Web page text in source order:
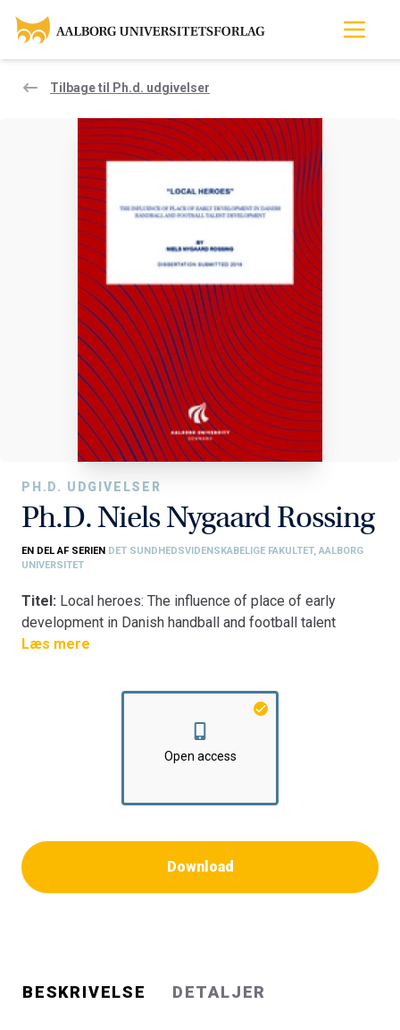
Tilbage til Ph.d. udgivelser
PH.D. UDGIVELSER
Ph.D. Niels Nygaard Rossing
EN DEL AF SERIEN DET SUNDHEDSVIDENSKABELIGE FAKULTET, AALBORG
UNIVERSITET
Titel: Local heroes: The influence of place of early
development in Danish handball and football talent
development
Institut for Medicin og Sundhedsteknologi
Læs mere
Open access
Download
BESKRIVELSE DETALJER